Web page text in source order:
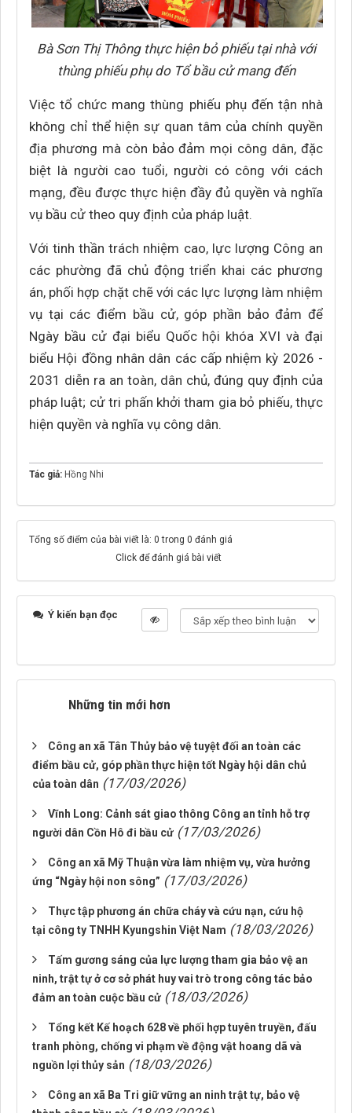
Bà Sơn Thị Thông thực hiện bỏ phiếu tại nhà với
thùng phiếu phụ do Tổ bầu cử mang đến
Việc tổ chức mang thùng phiếu phụ đến tận nhà
không chỉ thể hiện sự quan tâm của chính quyền
địa phương mà còn bảo đảm mọi công dân, đặc
biệt là người cao tuổi, người có công với cách
mạng, đều được thực hiện đầy đủ quyền và nghĩa
vụ bầu cử theo quy định của pháp luật.
Với tinh thần trách nhiệm cao, lực lượng Công an
các phường đã chủ động triển khai các phương
án, phối hợp chặt chẽ với các lực lượng làm nhiệm
vụ tại các điểm bầu cử, góp phần bảo đảm để
Ngày bầu cử đại biểu Quốc hội khóa XVI và đại
biểu Hội đồng nhân dân các cấp nhiệm kỳ 2026 -
2031 diễn ra an toàn, dân chủ, đúng quy định của
pháp luật; cử tri phấn khởi tham gia bỏ phiếu, thực
hiện quyền và nghĩa vụ công dân.
Tác giả: Hồng Nhi
Tổng số điểm của bài viết là: 0 trong 0 đánh giá
Click để đánh giá bài viết
Ý kiến bạn đọc
Những tin mới hơn
Công an xã Tân Thủy bảo vệ tuyệt đối an toàn các
điểm bầu cử, góp phần thực hiện tốt Ngày hội dân chủ
của toàn dân (17/03/2026)
Vĩnh Long: Cảnh sát giao thông Công an tỉnh hỗ trợ
người dân Cồn Hô đi bầu cử (17/03/2026)
Công an xã Mỹ Thuận vừa làm nhiệm vụ, vừa hưởng
ứng “Ngày hội non sông” (17/03/2026)
Thực tập phương án chữa cháy và cứu nạn, cứu hộ
tại công ty TNHH Kyungshin Việt Nam (18/03/2026)
Tấm gương sáng của lực lượng tham gia bảo vệ an
ninh, trật tự ở cơ sở phát huy vai trò trong công tác bảo
đảm an toàn cuộc bầu cử (18/03/2026)
Tổng kết Kế hoạch 628 về phối hợp tuyên truyền, đấu
tranh phòng, chống vi phạm về động vật hoang dã và
nguồn lợi thủy sản (18/03/2026)
Công an xã Ba Tri giữ vững an ninh trật tự, bảo vệ